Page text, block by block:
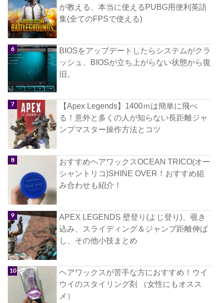
が教える、本当に使えるPUBG用便利英語
集(全てのFPSで使える)
BIOSをアップデートしたらシステムがクラ
ッシュ、BIOSが立ち上がらない状態から復
旧。
【Apex Legends】1400ｍは簡単に飛べ
る！意外と多くの人が知らない長距離ジャ
ンプマスター操作方法とコツ
おすすめヘアワックスOCEAN TRICO(オー
シャントリコ)SHINE OVER！おすすめ組
み合わせも紹介！
APEX LEGENDS 壁登り(よじ登り)、覗き
込み、スライディング＆ジャンプ距離伸ば
し、その他小技まとめ
ヘアワックスが苦手な方におすすめ！ウイ
ウイのスタイリング剤 （女性にもオスス
メ）